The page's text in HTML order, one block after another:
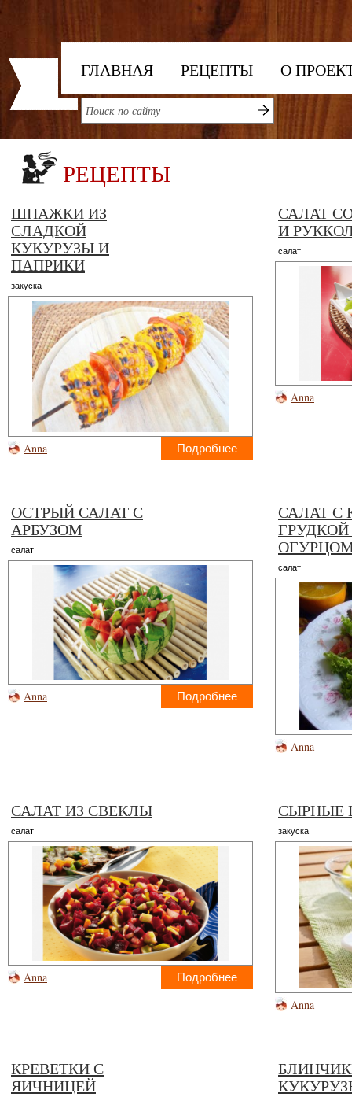
ГЛАВНАЯ РЕЦЕПТЫ О
РЕЦЕПТЫ
ШПАЖКИ ИЗ
СЛАДКОЙ
КУКУРУЗЫ И
ПАПРИКИ
закуска
Anna Подробнее
САЛАТ
И
салат
Anna
ОСТРЫЙ САЛАТ С
АРБУЗОМ
салат
Anna Подробнее
САЛАТ С
салат
Anna
САЛАТ ИЗ СВЕКЛЫ
салат
Anna Подробнее
СЫРНЫЕ
закуска
Anna
КРЕВЕТКИ С
ЯИЧНИЦЕЙ